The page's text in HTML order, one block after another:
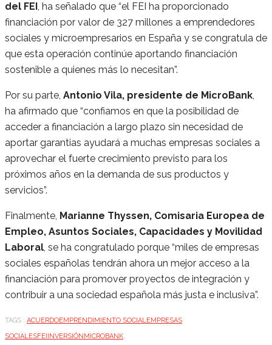
del FEI , ha señalado que “el FEI ha proporcionado
financiación por valor de 327 millones a emprendedores
sociales y microempresarios en España y se congratula de
que esta operación continúe aportando financiación
sostenible a quienes más lo necesitan”.
Por su parte, Antonio Vila, presidente de MicroBank
ha afirmado que “confiamos en que la posibilidad de
acceder a financiación a largo plazo sin necesidad de
aportar garantias ayudará a muchas empresas sociales a
aprovechar el fuerte crecimiento previsto para los
próximos años en la demanda de sus productos y
servicios”.
Finalmente, Marianne Thyssen, Comisaria Europea de
Empleo, Asuntos Sociales, Capacidades y Movilidad
Laboral , se ha congratulado porque “miles de empresas
sociales españolas tendrán ahora un mejor acceso a la
financiación para promover proyectos de integración y
contribuir a una sociedad española más justa e inclusiva”.
TAGS : ACUERDOEMPRENDIMIENTO SOCIAL EMPRESAS
SOCIALESFEIINVERSIÓNMICROBANK